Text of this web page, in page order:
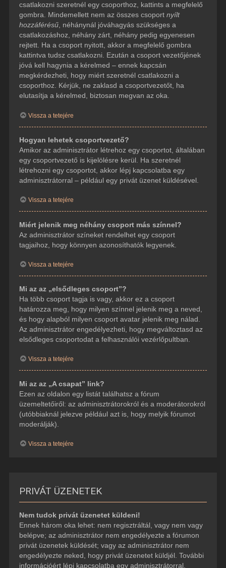
csatlakozni szeretnél egy csoporthoz, kattints a megfelelő
gombra. Mindemellett nem az összes csoport nyílt
hozzáférésű, néhánynál jóváhagyás szükséges a
csatlakozáshoz, néhány zárt, néhány pedig egyenesen
rejtett. Ha a csoport nyitott, akkor a megfelelő gombra
kattintva tudsz csatlakozni. Ezután a csoport vezetőjének
jóvá kell hagynia a kérelmed – ennek kapcsán
megkérdezheti, hogy miért szeretnél csatlakozni a
csoporthoz. Kérjük, ne zaklasd a csoportvezetőt, ha
elutasítja a kérelmed, biztosan megvan az oka.
Vissza a tetejére
Hogyan lehetek csoportvezető?
Amikor az adminisztrátor létrehoz egy csoportot, általában
egy csoportvezető is kijelölésre kerül. Ha szeretnél
létrehozni egy csoportot, akkor lépj kapcsolatba egy
adminisztrátorral – például egy privát üzenet küldésével.
Vissza a tetejére
Miért jelenik meg néhány csoport más színnel?
Az adminisztrátor színeket rendelhet egy csoport
tagjaihoz, hogy könnyen azonosíthatók legyenek.
Vissza a tetejére
Mi az az „elsődleges csoport”?
Ha több csoport tagja is vagy, akkor ez a csoport
határozza meg, hogy milyen színnel jelenik meg a neved,
és hogy alapból milyen csoport avatar jelenik meg nálad.
Az adminisztrátor engedélyezheti, hogy megváltoztasd az
elsődleges csoportodat a felhasználói vezérlőpultban.
Vissza a tetejére
Mi az az „A csapat” link?
Ezen az oldalon egy listát találhatsz a fórum
üzemeltetőiről: az adminisztrátorokról és a moderátorokról
(utóbbiaknál jelezve például azt is, hogy melyik fórumot
moderálják).
Vissza a tetejére
PRIVÁT ÜZENETEK
Nem tudok privát üzenetet küldeni!
Ennek három oka lehet: nem regisztráltál, vagy nem vagy
belépve; az adminisztrátor nem engedélyezte a fórumon
privát üzenetek küldését; vagy az adminisztrátor nem
engedélyezte neked, hogy privát üzenetet küldjél. További
információért lépj kapcsolatba egy adminisztrátorral.